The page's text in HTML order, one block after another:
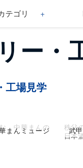
テゴリ
ー・
工場見学
まんミュージ
、中華まんの
武
秩父
日本